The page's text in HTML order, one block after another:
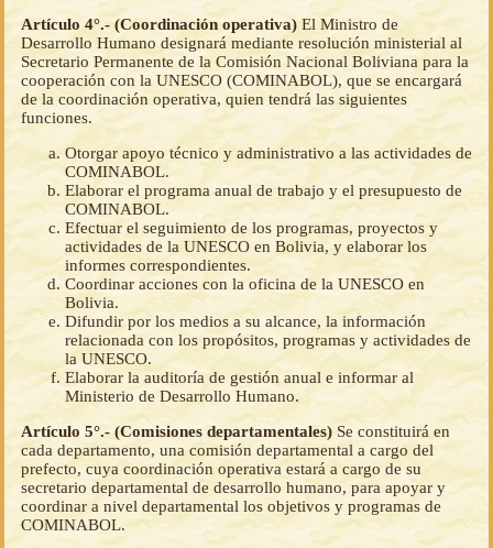
Artículo 4°.- (Coordinación operativa) El Ministro de
Desarrollo Humano designará mediante resolución ministerial al
Secretario Permanente de la Comisión Nacional Boliviana para la
cooperación con la UNESCO (COMINABOL), que se encargará
de la coordinación operativa, quien tendrá las siguientes
funciones.
Otorgar apoyo técnico y administrativo a las actividades de
COMINABOL.
Elaborar el programa anual de trabajo y el presupuesto de
COMINABOL.
Efectuar el seguimiento de los programas, proyectos y
actividades de la UNESCO en Bolivia, y elaborar los
informes correspondientes.
Coordinar acciones con la oficina de la UNESCO en
Bolivia.
Difundir por los medios a su alcance, la información
relacionada con los propósitos, programas y actividades de
la UNESCO.
Elaborar la auditoría de gestión anual e informar al
Ministerio de Desarrollo Humano.
Artículo 5°.- (Comisiones departamentales) Se constituirá en
cada departamento, una comisión departamental a cargo del
prefecto, cuya coordinación operativa estará a cargo de su
secretario departamental de desarrollo humano, para apoyar y
coordinar a nivel departamental los objetivos y programas de
COMINABOL.